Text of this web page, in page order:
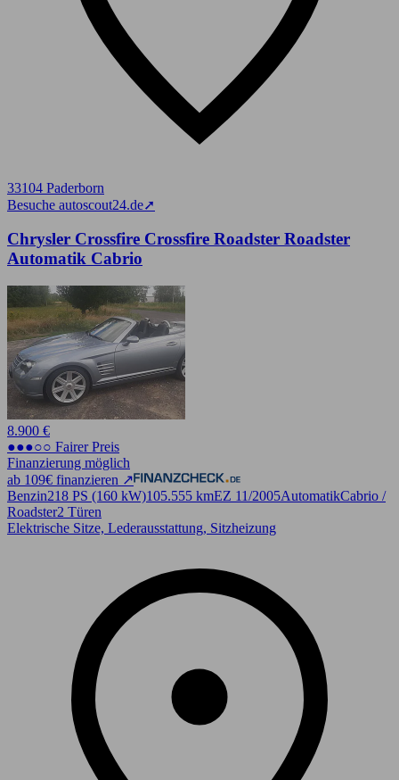
33104 Paderborn
Besuche autoscout24.de➚
Chrysler Crossfire Crossfire Roadster Roadster
Automatik Cabrio
8.900 €
●●●○○ Fairer Preis
Finanzierung möglich
ab 109€ finanzieren ↗
Benzin218 PS (160 kW)105.555 kmEZ 11/2005AutomatikCabrio /
Roadster2 Türen
Elektrische Sitze, Lederausstattung, Sitzheizung